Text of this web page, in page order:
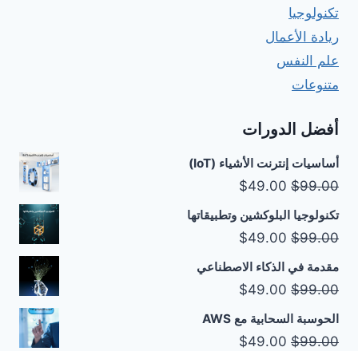
تكنولوجيا
ريادة الأعمال
علم النفس
متنوعات
أفضل الدورات
أساسيات إنترنت الأشياء (IoT)
$99.00
السعر
الأصلي
هو:
$49.00
الحالي
تكنولوجيا البلوكشين وتطبيقاتها
$99.00
السعر
الأصلي
هو:
$49.00
الحالي
مقدمة في الذكاء الاصطناعي
$99.00
السعر
الأصلي
هو:
$49.00
الحالي الحوسبة السحابية مع AWS
$99.00
السعر $49.00